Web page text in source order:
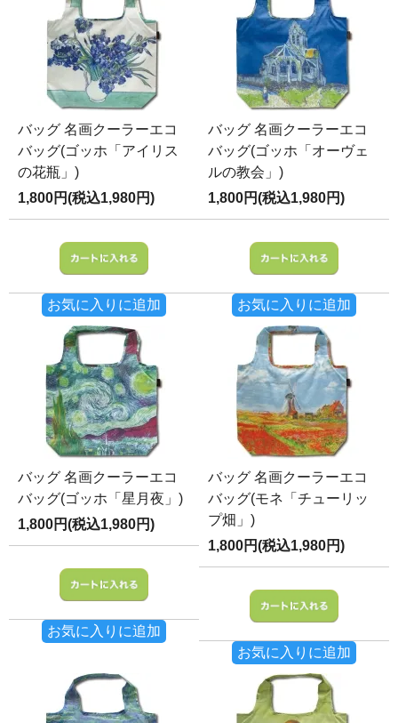
バッグ 名画クーラーエコ
バッグ(ゴッホ「アイリス
の花瓶」)
1,800円(税込1,980円)
お気に入りに追加
バッグ 名画クーラーエコ
バッグ(ゴッホ「オーヴェ
ルの教会」)
1,800円(税込1,980円)
お気に入りに追加
バッグ 名画クーラーエコ
バッグ(ゴッホ「星月夜」)
1,800円(税込1,980円)
お気に入りに追加
バッグ 名画クーラーエコ
バッグ(モネ「チューリッ
プ畑」)
1,800円(税込1,980円)
お気に入りに追加